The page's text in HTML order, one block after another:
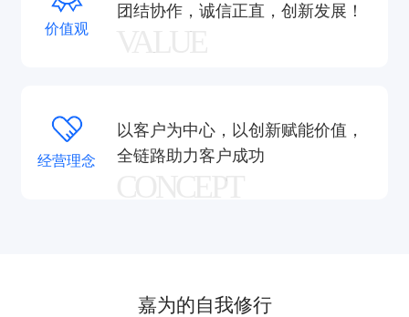
价值观
团结协作，诚信正直，创新发展！
VALUE
经营理念
以客户为中心，以创新赋能价值，
全链路助力客户成功
CONCEPT
嘉为的自我修行